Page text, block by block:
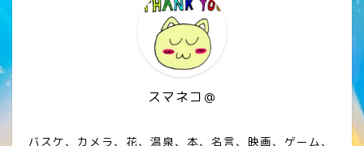
スマネコ＠
バスケ、カメラ、花、温泉、本、名言、映画、ゲーム、